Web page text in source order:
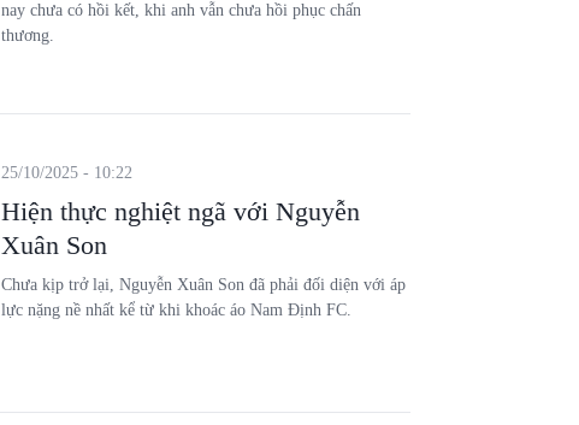
nay chưa có hồi kết, khi anh vẫn chưa hồi phục chấn
thương.
Hiện thực nghiệt ngã với Nguyễn
Xuân Son
25/10/2025 - 10:22
Chưa kịp trở lại, Nguyễn Xuân Son đã phải đối diện với áp
lực nặng nề nhất kể từ khi khoác áo Nam Định FC.